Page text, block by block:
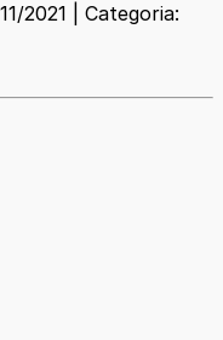
2021 | Categoria: